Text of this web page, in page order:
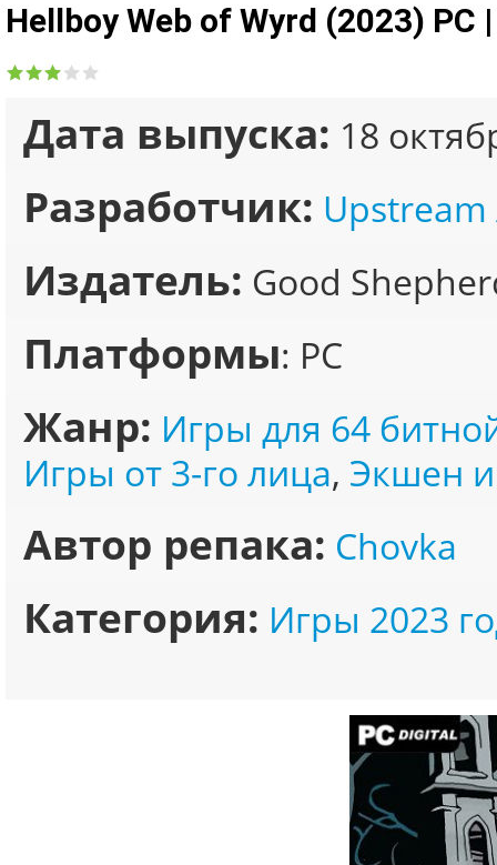
Hellboy Web of Wyrd (2023) PC
Дата выпуска: 18
Разработчик: Upstream
Издатель: Good
Платформы: PC
Жанр: Игры для 64
Игры от 3-го лица, Экшен
Автор репака: Chovka
Категория: Игры 2023